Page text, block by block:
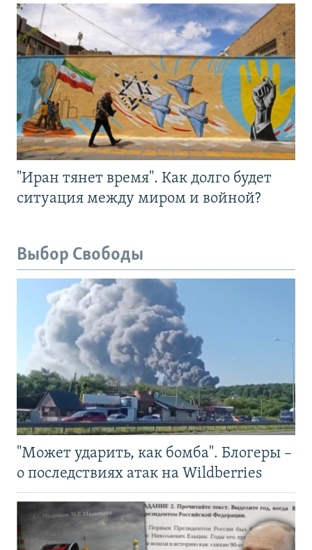
"Иран тянет время". Как долго будет
ситуация между миром и войной?
Выбор Свободы
"Может ударить, как бомба". Блогеры –
о последствиях атак на Wildberries